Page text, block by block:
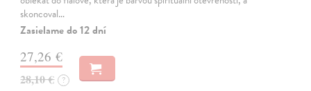
skoncoval…
Zasielame do 12 dní
27,26 €
28,10 € ?